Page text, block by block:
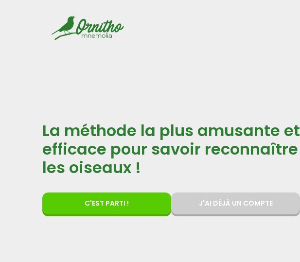
La méthode la plus amusante et
efficace pour savoir reconnaître
les oiseaux !
C'EST PARTI ! J'AI DÉJÀ UN COMPTE